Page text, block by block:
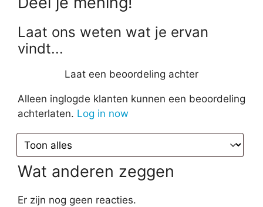
Laat ons weten wat je ervan
vindt...
Laat een beoordeling achter
Alleen inglogde klanten kunnen een beoordeling
achterlaten. Log in now
Wat anderen zeggen
Er zijn nog geen reacties.